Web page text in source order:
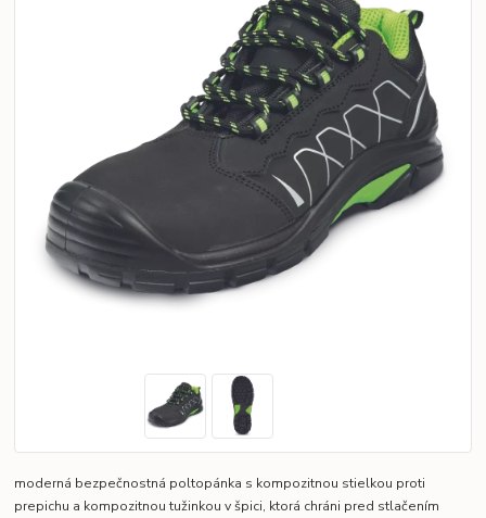
moderná bezpečnostná poltopánka s kompozitnou stielkou proti
prepichu a kompozitnou tužinkou v špici, ktorá chráni pred stlačením